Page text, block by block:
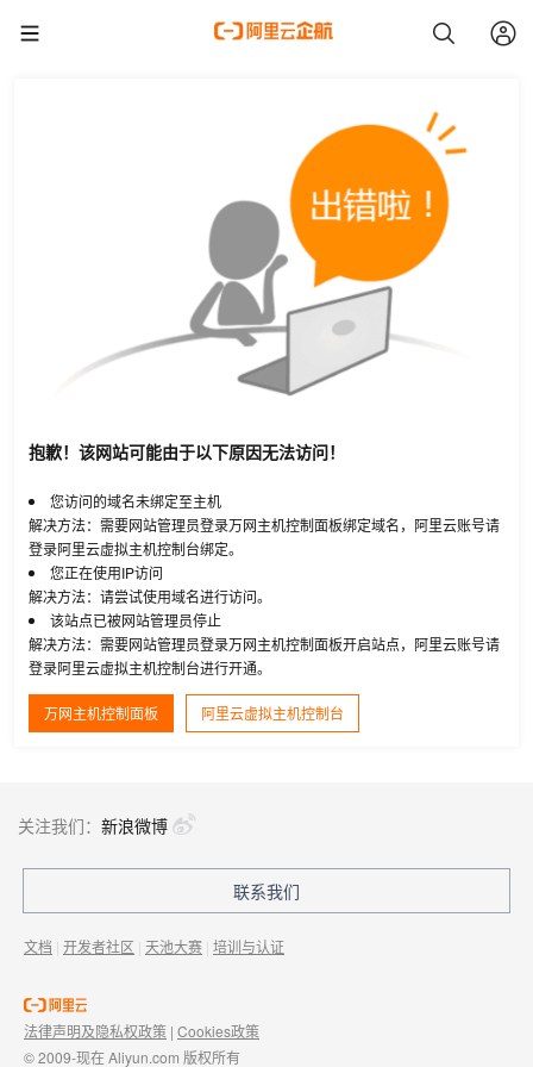
抱歉！该网站可能由于以下原因无法访问！
您访问的域名未绑定至主机
解决方法：需要网站管理员登录万网主机控制面板绑定域名，阿里云账号请
登录阿里云虚拟主机控制台绑定。
您正在使用IP访问
解决方法：请尝试使用域名进行访问。
该站点已被网站管理员停止
解决方法：需要网站管理员登录万网主机控制面板开启站点，阿里云账号请
登录阿里云虚拟主机控制台进行开通。
万网主机控制面板 阿里云虚拟主机控制台